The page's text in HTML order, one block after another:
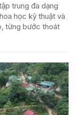
trung đa dạng
học kỹ thuật và
từng bước thoát